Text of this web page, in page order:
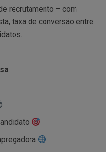
recrutamento – com
taxa de conversão entre